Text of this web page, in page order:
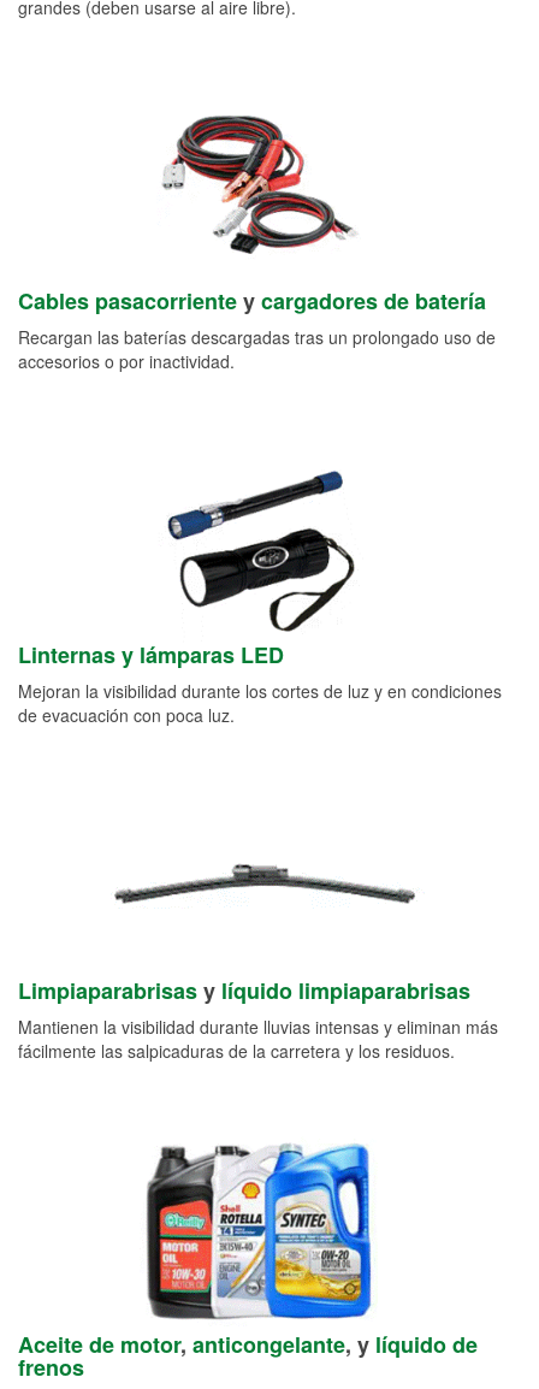
grandes (deben usarse al aire libre).
Cables pasacorrienteycargadores de batería
Recargan las baterías descargadas tras un prolongado uso de
accesorios o por inactividad.
Linternas y lámparas LED
Mejoran la visibilidad durante los cortes de luz y en condiciones
de evacuación con poca luz.
Limpiaparabrisasy líquido limpiaparabrisas
Mantienen la visibilidad durante lluvias intensas y eliminan más
fácilmente las salpicaduras de la carretera y los residuos.
Aceite de motor, anticongelante, y líquido de
frenos